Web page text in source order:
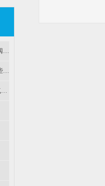
电动硬密封蝶阀与电动软密封蝶阀的区别在哪里？
阀门安装施工作业时应该注意哪些事项呢？
德国VATTEN法登阀门为您讲解气动塑料蝶阀分类及选用